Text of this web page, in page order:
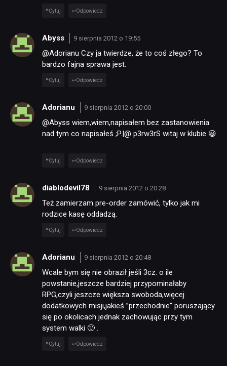
Cytuj Odpowiedz
Abyss 9 sierpnia 2012 o 19:55
@Adorianu Czy ja twierdze, że to coś złego? To
bardzo fajna sprawa jest.
Cytuj Odpowiedz
Adorianu 9 sierpnia 2012 o 20:00
@Abyss wiem,wiem,napisałem bez zastanowienia
nad tym co napisałeś ;P.|@ p3rw3rS witaj w klubie 😀
.
Cytuj Odpowiedz
diablodevil78 9 sierpnia 2012 o 20:28
Też zamierzam pre-order zamówić, tylko jak mi
rodzice kasę oddadzą.
Cytuj Odpowiedz
Adorianu 9 sierpnia 2012 o 20:48
Wcale bym się nie obraził jeśli 3cz. o ile
powstanie,jeszcze bardziej przypominałaby
RPG,czyli jeszcze większa swoboda,więcej
dodatkowych misji,jakieś ”przechodnie” poruszający
się po okolicach jednak zachowując przy tym
system walki 🙂 .
Cytuj Odpowiedz